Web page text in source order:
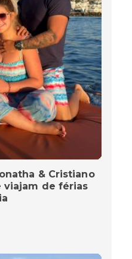
& Cristiano
viajam de férias